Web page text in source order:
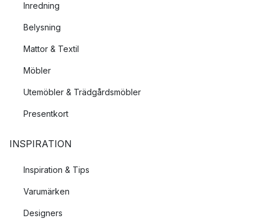
Inredning
Belysning
Mattor & Textil
Möbler
Utemöbler & Trädgårdsmöbler
Presentkort
INSPIRATION
Inspiration & Tips
Varumärken
Designers